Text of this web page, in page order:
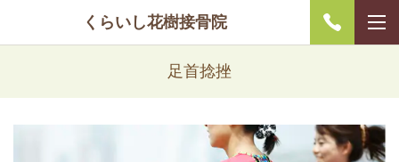
くらいし花樹接骨院
足首捻挫